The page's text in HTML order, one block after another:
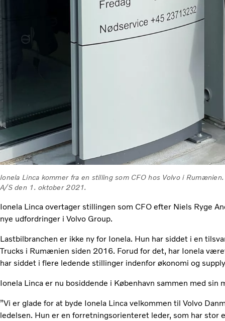
Ionela Linca kommer fra en stilling som CFO hos Volvo i
A/S den 1. oktober 2021.
Ionela Linca overtager stillingen som CFO efter Niels Ryge
nye udfordringer i Volvo Group.
Lastbilbranchen er ikke ny for Ionela. Hun har siddet i en
Trucks i Rumænien siden 2016. Forud for det, har Ionela
har siddet i flere ledende stillinger indenfor økonomi og
Ionela Linca er nu bosiddende i København sammen med sin
”Vi er glade for at byde Ionela Linca velkommen til Volvo
ledelsen. Hun er en forretningsorienteret leder, som har stor